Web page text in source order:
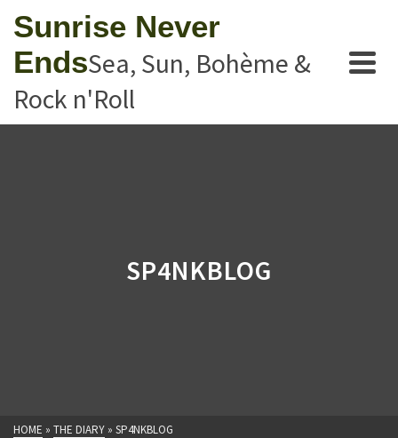
Sunrise Never
EndsSea, Sun, Bohème &
Rock n'Roll
SP4NKBLOG
HOME » THE DIARY » SP4NKBLOG